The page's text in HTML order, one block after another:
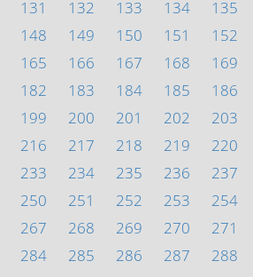
131 132 133 134 135
148 149 150 151 152
165 166 167 168 169
182 183 184 185 186
199 200 201 202 203
216 217 218 219 220
233 234 235 236 237
250 251 252 253 254
267 268 269 270 271
284 285 286 287 288